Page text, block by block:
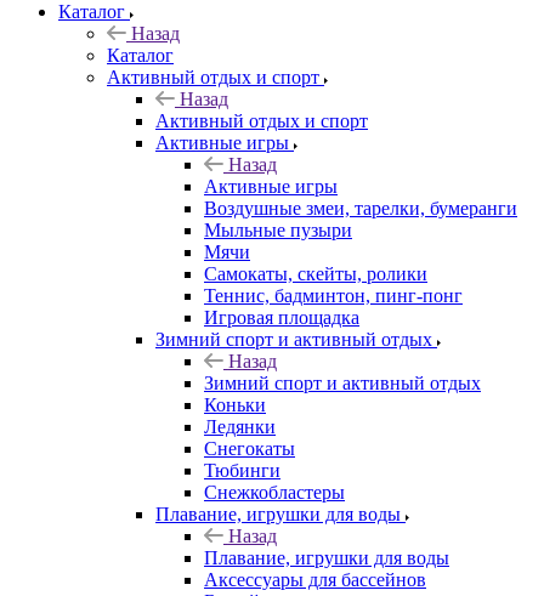
Каталог
Назад
Каталог
Активный отдых и спорт
Назад
Активный отдых и спорт
Активные игры
Назад
Активные игры
Воздушные змеи, тарелки, бумеранги
Мыльные пузыри
Мячи
Самокаты, скейты, ролики
Теннис, бадминтон, пинг-понг
Игровая площадка
Зимний спорт и активный отдых
Назад
Зимний спорт и активный отдых
Коньки
Ледянки
Снегокаты
Тюбинги
Снежкобластеры
Плавание, игрушки для воды
Назад
Плавание, игрушки для воды
Аксессуары для бассейнов